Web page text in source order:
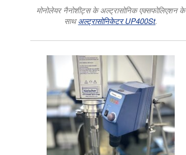
मोनोलेयर नैनोशीट्स के अल्ट्रासोनिक एक्सफोलिएशन के
साथअल्ट्रासोनिकेटर UP400St.